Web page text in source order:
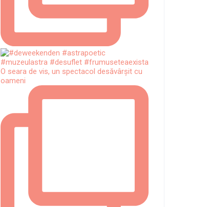
O seara de vis, un spectacol desăvârșit cu
oameni